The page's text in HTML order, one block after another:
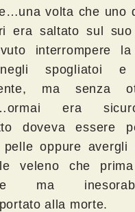
volta che uno
era saltato sul suo
interrompere
spogliatoi e
ma senza
era
doveva essere
oppure avergli
veleno che
ma
alla morte.